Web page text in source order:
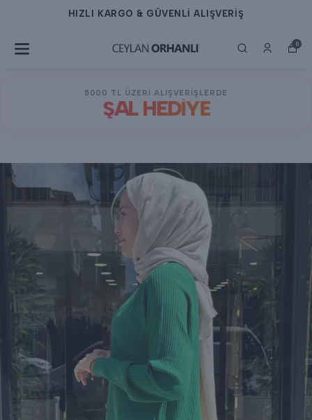
HIZLI KARGO & GÜVENLİ ALIŞVERİŞ
0
5000 TL ÜZERİ ALIŞVERİŞLERDE
ŞAL HEDİYE